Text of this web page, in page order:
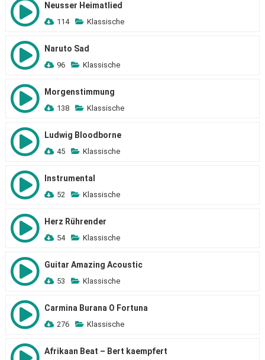
Neusser Heimatlied
114 Klassische
Naruto Sad
96 Klassische
Morgenstimmung
138 Klassische
Ludwig Bloodborne
45 Klassische
Instrumental
52 Klassische
Herz Rührender
54 Klassische
Guitar Amazing Acoustic
53 Klassische
Carmina Burana O Fortuna
276 Klassische
Afrikaan Beat – Bert kaempfert